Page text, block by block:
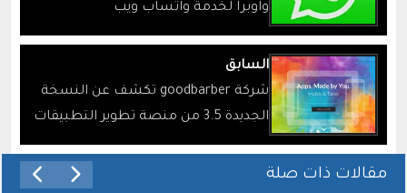
واوبرا لخدمة واتساب ويب
السابق
شركة goodbarber تكشف عن النسخة
الجديدة 3.5 من منصة تطوير التطبيقات
الخاصة بها
مقالات ذات صلة